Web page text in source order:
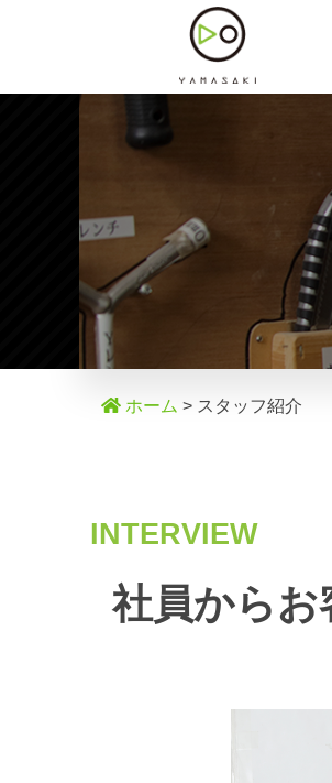
ホーム > スタッフ紹介
INTERVIEW
社員からお